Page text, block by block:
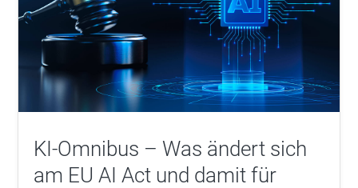
KI-Omnibus – Was ändert sich
am EU AI Act und damit für